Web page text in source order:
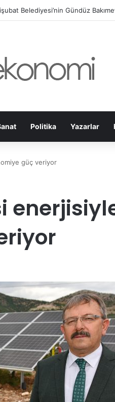
Ağustos Fuarı
Politika Yazarlar
güç veriyor